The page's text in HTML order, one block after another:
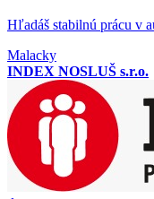
Hľadáš stabilnú prácu v
Malacky
INDEX NOSLUŠ s.r.o.